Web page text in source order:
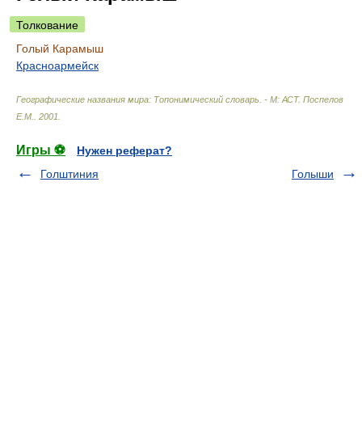
Толкование
Голый Карамыш
Красноармейск
Географические названия мира: Топонимический словарь. - М: АСТ. Поспелов
Е.М.
2001
Игры ⚽
Нужен реферат?
Голштиния
Голыши